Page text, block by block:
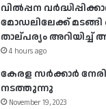
വിൽപ്പന
മോഡലിലേക്ക് മടങ്ങി
താല്പര്യം
4 hours ago
കേരള സർക്കാർ
നടത്തുന്നു
November 19, 2023